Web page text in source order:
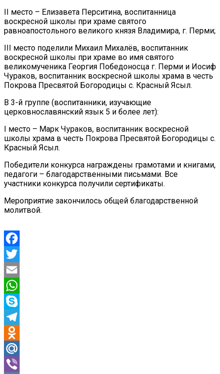
II место – Елизавета Перситина, воспитанница
воскресной школы при храме святого
равноапостольного великого князя Владимира, г. Перми;
III место поделили Михаил Михалёв, воспитанник
воскресной школы при храме во имя святого
великомученика Георгия Победоносца г. Перми и Иосиф
Чураков, воспитанник воскресной школы храма в честь
Покрова Пресвятой Богородицы с. Красный Ясыл.
В 3-й группе (воспитанники, изучающие
церковнославянский язык 5 и более лет):
I место – Марк Чураков, воспитанник воскресной
школы храма в честь Покрова Пресвятой Богородицы с.
Красный Ясыл.
Победители конкурса награждены грамотами и книгами,
педагоги – благодарственными письмами. Все
участники конкурса получили сертификаты.
Мероприятие закончилось общей благодарственной
молитвой.
Facebook
Twitter
Email
WhatsApp
Skype
Telegram
Odnoklassniki
Mail.Ru